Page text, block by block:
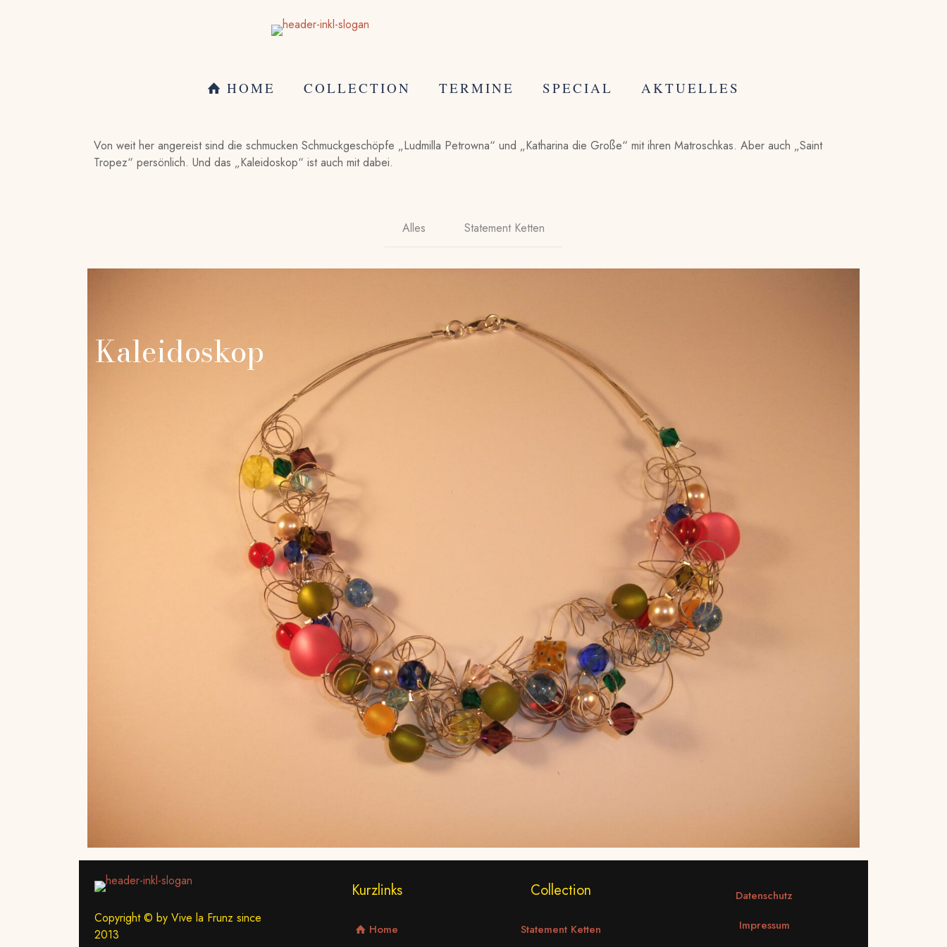
HOME COLLECTION TERMINE SPECIAL AKTUELLES
Von weit her angereist sind die schmucken Schmuckgeschöpfe „Ludmilla Petrowna“ und „Katharina die Große“ mit ihren Matroschkas. Aber auch „Saint
Tropez“ persönlich. Und das „Kaleidoskop“ ist auch mit dabei.
Alles Statement Ketten
Kaleidoskop
Copyright © by Vive la Frunz since
2013
Kurzlinks
Home
Collection
Statement Ketten
Datenschutz
Impressum